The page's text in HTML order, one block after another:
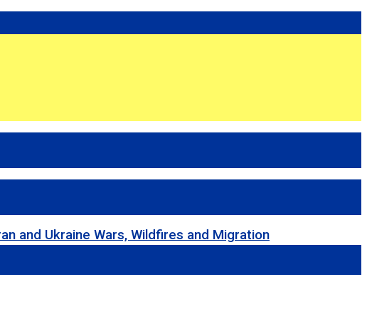
and Ukraine Wars, Wildfires and Migration